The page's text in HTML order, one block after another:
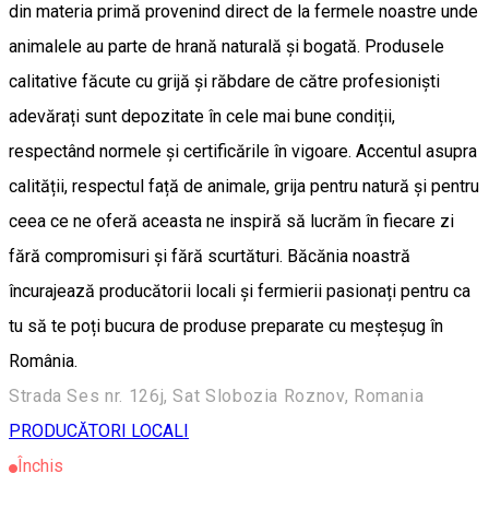
din materia primă provenind direct de la fermele noastre unde
animalele au parte de hrană naturală și bogată. Produsele
calitative făcute cu grijă și răbdare de către profesioniști
adevărați sunt depozitate în cele mai bune condiții,
respectând normele și certificările în vigoare. Accentul asupra
calității, respectul față de animale, grija pentru natură și pentru
ceea ce ne oferă aceasta ne inspiră să lucrăm în fiecare zi
fără compromisuri și fără scurtături. Băcănia noastră
încurajează producătorii locali și fermierii pasionați pentru ca
tu să te poți bucura de produse preparate cu meșteșug în
România.
Strada Ses nr. 126j, Sat Slobozia Roznov, Romania
PRODUCĂTORI LOCALI
Închis